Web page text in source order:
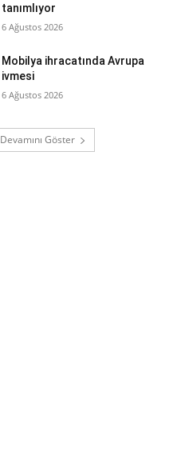
tanımlıyor
6 Ağustos 2026
Mobilya ihracatında Avrupa
ivmesi
6 Ağustos 2026
Devamını Göster